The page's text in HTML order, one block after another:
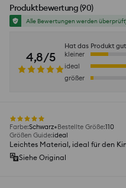
Produktbewertung(90)
Alle Bewertungen werden überprüft
4,8/5
Hat das Produkt
kleiner
ideal
größer
Farbe:Schwarz Bestellte Größe:110
Größen Guide:ideal
Leichtes Material, ideal für den
Siehe Original